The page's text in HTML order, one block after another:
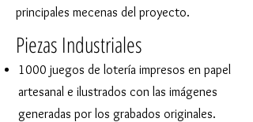
principales mecenas del proyecto.
Piezas Industriales
1000 juegos de lotería impresos en papel
artesanal e ilustrados con las imágenes
generadas por los grabados originales.